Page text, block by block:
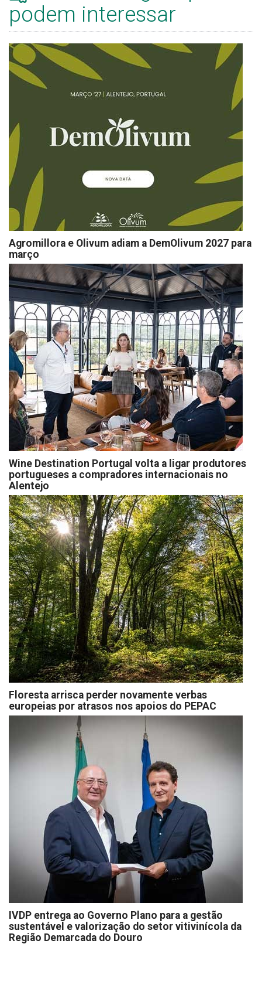
podem interessar
Agromillora e Olivum adiam a DemOlivum 2027 para
março
Wine Destination Portugal volta a ligar produtores
portugueses a compradores internacionais no
Alentejo
Floresta arrisca perder novamente verbas
europeias por atrasos nos apoios do PEPAC
IVDP entrega ao Governo Plano para a gestão
sustentável e valorização do setor vitivinícola da
Região Demarcada do Douro